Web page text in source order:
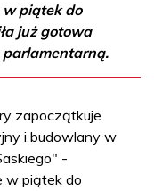
w piątek do
już gotowa
parlamentarną.
zapoczątkuje
i budowlany w
-
w piątek do